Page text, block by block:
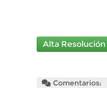
Alta Resolución
Comentarios: